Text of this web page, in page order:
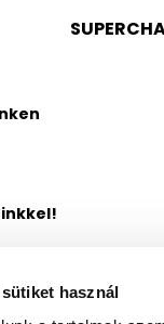
használ